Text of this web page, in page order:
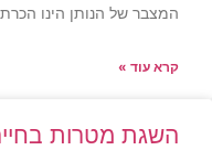
המצבר של הנותן הינו
קרא עוד »
השגת מטרות